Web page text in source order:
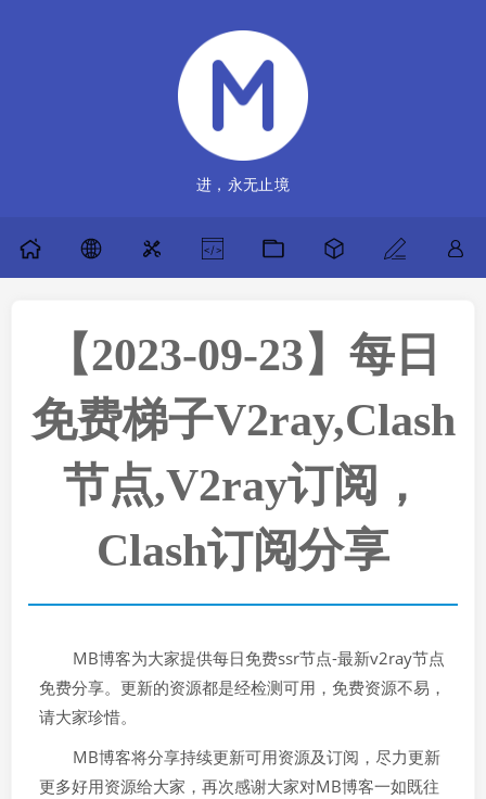
进，永无止境
【2023-09-23】每日
免费梯子V2ray,Clash
节点,V2ray订阅，
Clash订阅分享
MB博客为大家提供每日免费ssr节点-最新v2ray节点
免费分享。更新的资源都是经检测可用，免费资源不易，
请大家珍惜。
MB博客将分享持续更新可用资源及订阅，尽力更新
更多好用资源给大家，再次感谢大家对MB博客一如既往